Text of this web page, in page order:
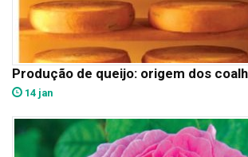
Produção de queijo: origem dos
14 jan